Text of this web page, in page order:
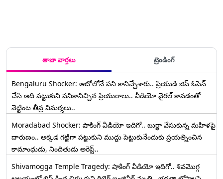
తాజా వార్తలు ట్రెండింగ్
Bengaluru Shocker: ఆటోలోనే పని కానిచ్చేశారు.. ప్రియుడి జిప్ ఓపెన్
చేసి అది పట్టుకుని పనికానిచ్చిన ప్రియురాలు.. వీడియో వైరల్ కావడంతో
నెట్టింట తీవ్ర విమర్శలు..
Moradabad Shocker: షాకింగ్ వీడియో ఇదిగో.. బుర్ఖా వేసుకున్న మహిళపై
దారుణం.. అక్కడ గట్టిగా పట్టుకుని ముద్దు పెట్టుకునేందుకు ప్రయత్నించిన
కామాంధుడు, నిందితుడు అరెస్ట్..
Shivamogga Temple Tragedy: షాకింగ్ వీడియో ఇదిగో.. శివమొగ్గ